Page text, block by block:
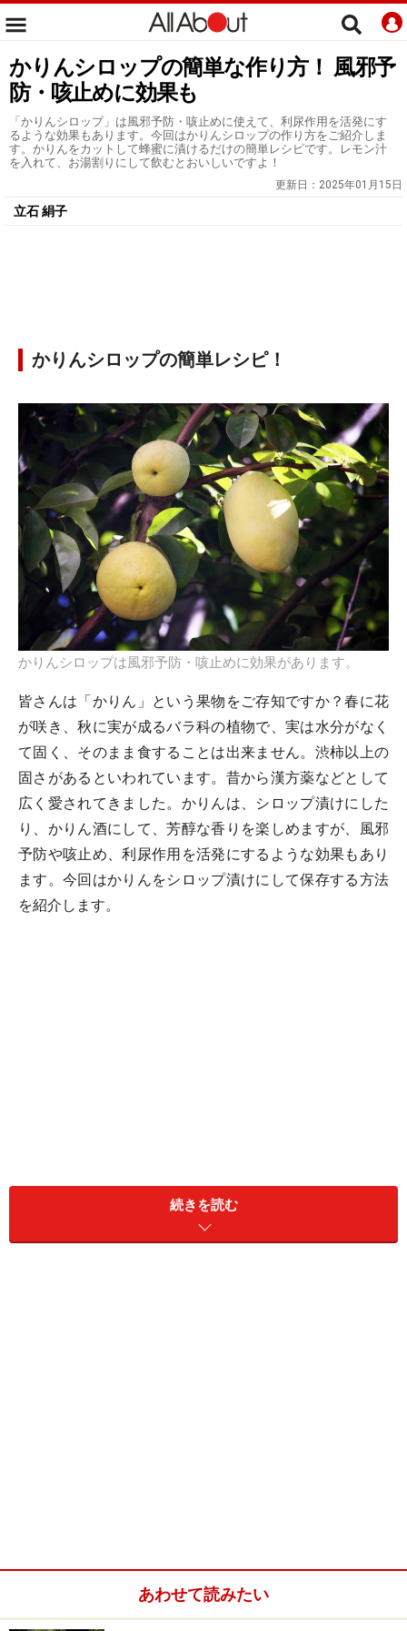
かりんシロップの簡単な作り方！ 風邪予
防・咳止めに効果も
「かりんシロップ」は風邪予防・咳止めに使えて、利尿作用を活発にす
るような効果もあります。今回はかりんシロップの作り方をご紹介しま
す。かりんをカットして蜂蜜に漬けるだけの簡単レシピです。レモン汁
を入れて、お湯割りにして飲むとおいしいですよ！
更新日： 2025年01月15日
立石 絹子
かりんシロップの簡単レシピ！
かりんシロップは風邪予防・咳止めに効果があります。
皆さんは「かりん」という果物をご存知ですか？春に花
が咲き、秋に実が成るバラ科の植物で、実は水分がなく
て固く、そのまま食することは出来ません。渋柿以上の
固さがあるといわれています。昔から漢方薬などとして
広く愛されてきました。かりんは、シロップ漬けにした
り、かりん酒にして、芳醇な香りを楽しめますが、風邪
予防や咳止め、利尿作用を活発にするような効果もあり
ます。今回はかりんをシロップ漬けにして保存する方法
を紹介します。
続きを読む
あわせて読みたい